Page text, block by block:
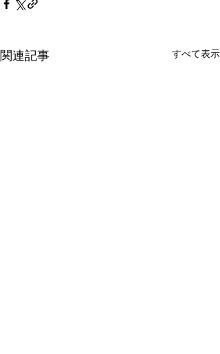
関連記事 すべて表示